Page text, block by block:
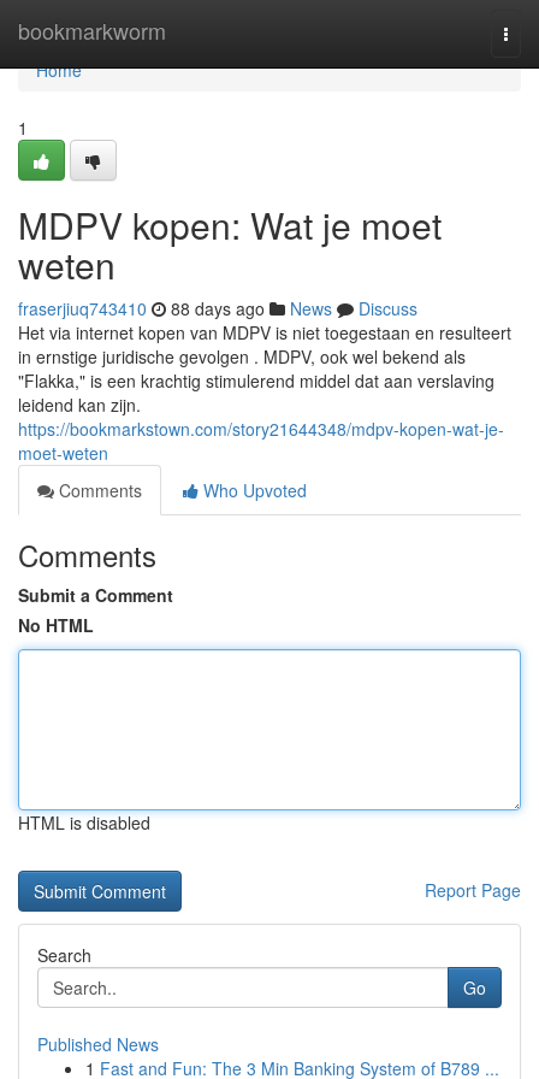
bookmarkworm
Home
Home
1
MDPV kopen: Wat je moet
weten
fraserjiuq743410 88 days ago News
Discuss
Het via internet kopen van MDPV is niet toegestaan en resulteert
in ernstige juridische gevolgen . MDPV, ook wel bekend als
"Flakka," is een krachtig stimulerend middel dat aan verslaving
leidend kan zijn.
https://bookmarkstown.com/story21644348/mdpv-kopen-wat-je-
moet-weten
Comments
Who Upvoted
Comments
Submit a Comment
No HTML
HTML is disabled
Report Page
Search
Go
Published News
1 Fast and Fun: The 3 Min Banking System of B789 ...